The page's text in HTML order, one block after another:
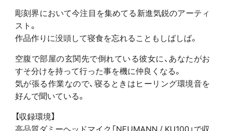
彫刻界において今注目を集めてる新進気鋭のアーティ
スト。
作品作りに没頭して寝食を忘れることもしばしば。
空腹で部屋の玄関先で倒れている彼女に、あなたがお
すそ分けを持って行った事を機に仲良くなる。
気が張る作業なので、寝るときはヒーリング環境音を
好んで聞いている。
【収録環境】